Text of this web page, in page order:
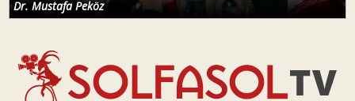
GÜNDEM
#yeni parti